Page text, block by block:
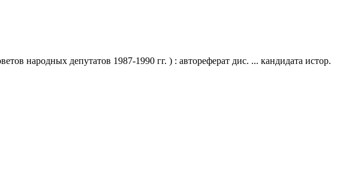
народных депутатов 1987-1990 гг. ) : автореферат дис. ... кандидата истор.